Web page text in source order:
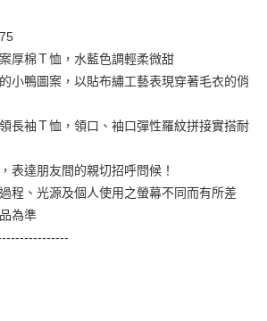
台北富邦商業銀行
兆豐國際商業銀行
華泰商業銀行
遠東國際商業銀行
星展（台灣）商業銀行
中國信託商業銀行
」】
到商品之後才付款」的支付方式。 讓您購物簡單
、不需綁卡、不需儲值。
簡訊認證，即可結帳。
帳流程】
先享後付」後，將跳轉至「AFTEE先享後付」
並確認金額後，即可完成結帳。
貨
含以上)免運費
厚棉Ｔ恤，水藍色調輕柔微甜
小鴨圖案，以貼布繡工藝表現穿著毛衣的俏
長袖Ｔ恤，領口、袖口彈性羅紋拼接實搭耐
表達朋友間的親切招呼問候！
程、光源及個人使用之螢幕不同而有所差
為準